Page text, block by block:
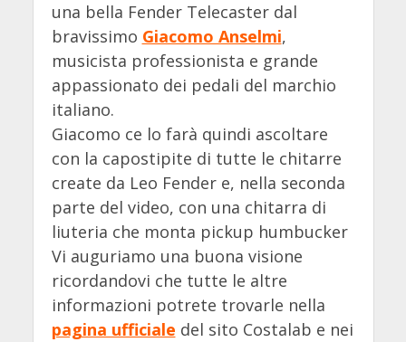
una bella Fender Telecaster dal
bravissimo Giacomo Anselmi,
musicista professionista e grande
appassionato dei pedali del marchio
italiano.
Giacomo ce lo farà quindi ascoltare
con la capostipite di tutte le chitarre
create da Leo Fender e, nella seconda
parte del video, con una chitarra di
liuteria che monta pickup humbucker
Vi auguriamo una buona visione
ricordandovi che tutte le altre
informazioni potrete trovarle nella
pagina ufficiale del sito Costalab e nei